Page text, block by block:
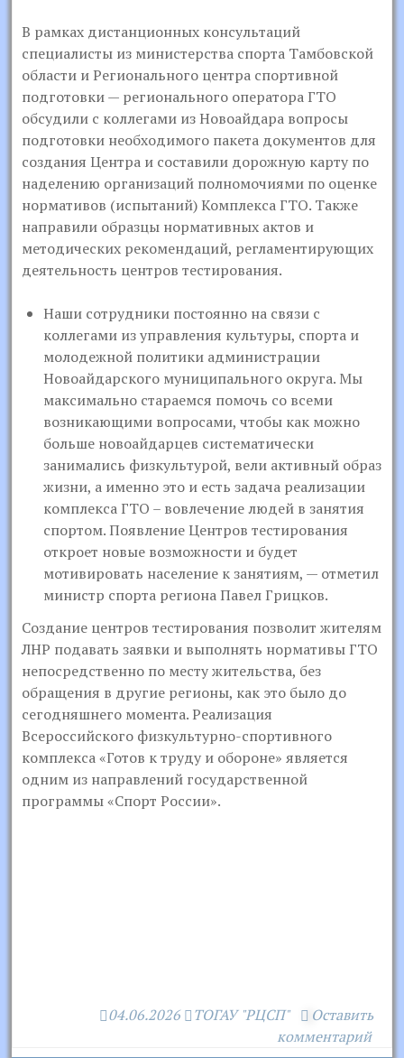
В рамках дистанционных консультаций
специалисты из министерства спорта Тамбовской
области и Регионального центра спортивной
подготовки — регионального оператора ГТО
обсудили с коллегами из Новоайдара вопросы
подготовки необходимого пакета документов для
создания Центра и составили дорожную карту по
наделению организаций полномочиями по оценке
нормативов (испытаний) Комплекса ГТО. Также
направили образцы нормативных актов и
методических рекомендаций, регламентирующих
деятельность центров тестирования.
Наши сотрудники постоянно на связи с
коллегами из управления культуры, спорта и
молодежной политики администрации
Новоайдарского муниципального округа. Мы
максимально стараемся помочь со всеми
возникающими вопросами, чтобы как можно
больше новоайдарцев систематически
занимались физкультурой, вели активный образ
жизни, а именно это и есть задача реализации
комплекса ГТО – вовлечение людей в занятия
спортом. Появление Центров тестирования
откроет новые возможности и будет
мотивировать население к занятиям, — отметил
министр спорта региона Павел Грицков.
Создание центров тестирования позволит жителям
ЛНР подавать заявки и выполнять нормативы ГТО
непосредственно по месту жительства, без
обращения в другие регионы, как это было до
сегодняшнего момента. Реализация
Всероссийского физкультурно-спортивного
комплекса «Готов к труду и обороне» является
одним из направлений государственной
программы «Спорт России».
04.06.2026 ТОГАУ "РЦСП"
Оставить
комментарий